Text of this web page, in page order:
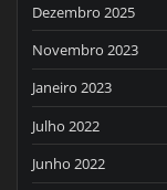
Dezembro 2025
Novembro 2023
Janeiro 2023
Julho 2022
Junho 2022